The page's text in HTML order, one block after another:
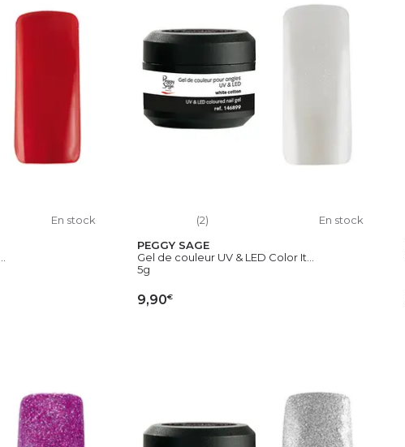
En stock
(2)
En stock
PEGGY SAGE
Gel de couleur UV & LED Color It...
5g
9,90€